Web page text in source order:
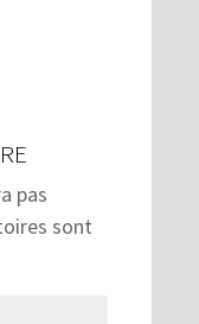
pas
sont